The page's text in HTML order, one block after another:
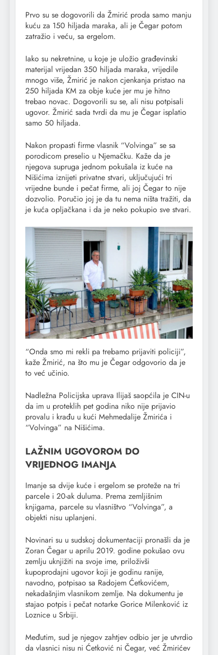
Prvo su se dogovorili da Žmirić proda samo manju
kuću za 150 hiljada maraka, ali je Čegar potom
zatražio i veću, sa ergelom.
Iako su nekretnine, u koje je uložio građevinski
materijal vrijedan 350 hiljada maraka, vrijedile
mnogo više, Žmirić je nakon cjenkanja pristao na
250 hiljada KM za obje kuće jer mu je hitno
trebao novac. Dogovorili su se, ali nisu potpisali
ugovor. Žmirić sada tvrdi da mu je Čegar isplatio
samo 50 hiljada.
Nakon propasti firme vlasnik “Volvinga” se sa
porodicom preselio u Njemačku. Kaže da je
njegova supruga jednom pokušala iz kuće na
Nišićima iznijeti privatne stvari, uključujući tri
vrijedne bunde i pečat firme, ali joj Čegar to nije
dozvolio. Poručio joj je da tu nema ništa tražiti, da
je kuća opljačkana i da je neko pokupio sve stvari.
“Onda smo mi rekli pa trebamo prijaviti policiji”,
kaže Žmirić, na što mu je Čegar odgovorio da je
to već učinio.
Nadležna Policijska uprava Ilijaš saopćila je CIN-u
da im u proteklih pet godina niko nije prijavio
provalu i krađu u kući Mehmedalije Žmirića i
“Volvinga” na Nišićima.
LAŽNIM UGOVOROM DO
VRIJEDNOG IMANJA
Imanje sa dvije kuće i ergelom se proteže na tri
parcele i 20-ak duluma. Prema zemljišnim
knjigama, parcele su vlasništvo “Volvinga”, a
objekti nisu uplanjeni.
Novinari su u sudskoj dokumentaciji pronašli da je
Zoran Čegar u aprilu 2019. godine pokušao ovu
zemlju uknjižiti na svoje ime, priloživši
kupoprodajni ugovor koji je godinu ranije,
navodno, potpisao sa Radojem Ćetkovićem,
nekadašnjim vlasnikom zemlje. Na dokumentu je
stajao potpis i pečat notarke Gorice Milenković iz
Loznice u Srbiji.
Međutim, sud je njegov zahtjev odbio jer je utvrdio
da vlasnici nisu ni Ćetković ni Čegar, već Žmirićev